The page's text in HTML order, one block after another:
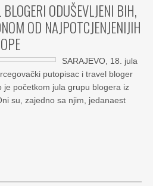
ODUŠEVLJENI BIH,
OD NAJPOTCJENJENIJIH
SARAJEVO, 18. jula
putopisac i travel bloger
je početkom jula grupu blogera iz
su, zajedno sa njim, jedanaest